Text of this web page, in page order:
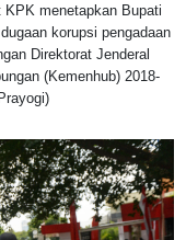
menetapkan Bupati
korupsi pengadaan
Direktorat Jenderal
(Kemenhub) 2018-